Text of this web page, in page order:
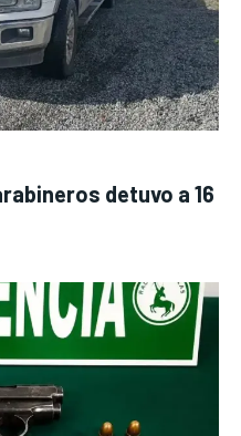
detuvo a 16